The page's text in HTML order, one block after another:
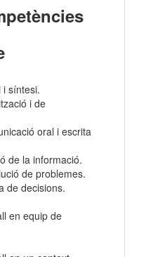
i síntesi.
i de
oral i escrita
de la informació.
de problemes.
de decisions.
en equip de